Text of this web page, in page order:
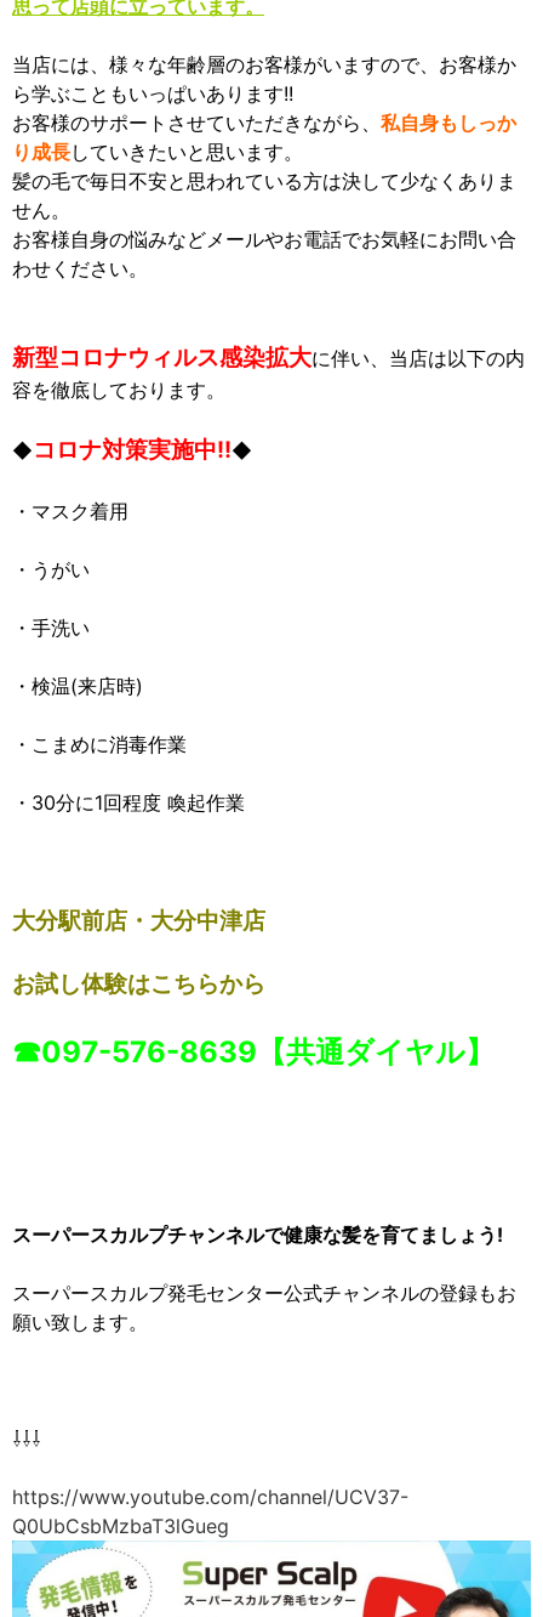
思って店頭に立っています。
当店には、様々な年齢層のお客様がいますので、お客様か
ら学ぶこともいっぱいあります!!
お客様のサポートさせていただきながら、 私自身もしっか
り成長していきたいと思います。
髪の毛で毎日不安と思われている方は決して少なくありま
せん。
お客様自身の悩みなどメールやお電話でお気軽にお問い合
わせください。
新型コロナウィルス感染拡大に伴い、当店は以下の内
容を徹底しております。
◆コロナ対策実施中!!◆
・マスク着用
・うがい
・手洗い
・検温(来店時)
・こまめに消毒作業
・30分に1回程度 喚起作業
大分駅前店・大分中津店
お試し体験はこちらから
☎097-576-8639【共通ダイヤル】
スーパースカルプチャンネルで健康な髪を育てましょう!
スーパースカルプ発毛センター公式チャンネルの登録もお
願い致します。
⇩⇩⇩
https://www.youtube.com/channel/UCV37-
Q0UbCsbMzbaT3lGueg